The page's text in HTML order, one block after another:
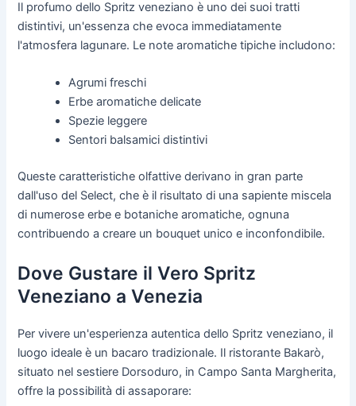
Il profumo dello Spritz veneziano è uno dei suoi tratti
distintivi, un'essenza che evoca immediatamente
l'atmosfera lagunare. Le note aromatiche tipiche includono:
Agrumi freschi
Erbe aromatiche delicate
Spezie leggere
Sentori balsamici distintivi
Queste caratteristiche olfattive derivano in gran parte
dall'uso del Select, che è il risultato di una sapiente miscela
di numerose erbe e botaniche aromatiche, ognuna
contribuendo a creare un bouquet unico e inconfondibile.
Dove Gustare il Vero Spritz
Veneziano a Venezia
Per vivere un'esperienza autentica dello Spritz veneziano, il
luogo ideale è un bacaro tradizionale. Il ristorante Bakarò,
situato nel sestiere Dorsoduro, in Campo Santa Margherita,
offre la possibilità di assaporare: